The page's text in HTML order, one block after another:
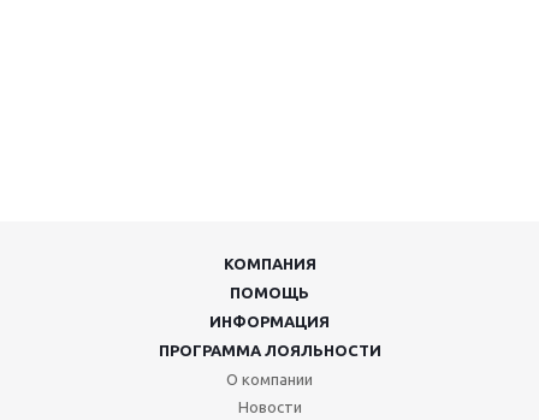
КОМПАНИЯ
ПОМОЩЬ
ИНФОРМАЦИЯ
ПРОГРАММА ЛОЯЛЬНОСТИ
О компании
Новости